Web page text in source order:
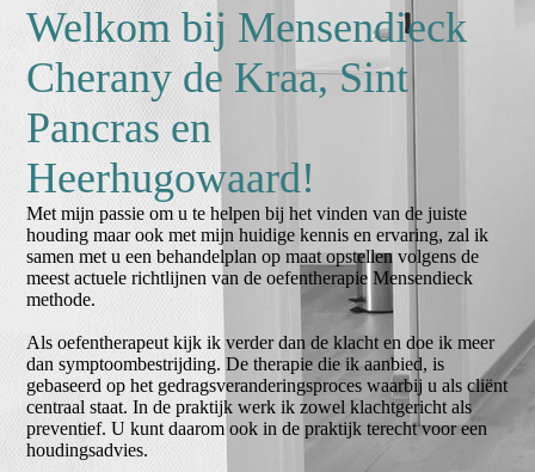
Welkom bij Mensendieck
Cherany de Kraa, Sint
Pancras en
Heerhugowaard!
Met mijn passie om u te helpen bij het vinden van de juiste
houding maar ook met mijn huidige kennis en ervaring, zal ik
samen met u een behandelplan op maat opstellen volgens de
meest actuele richtlijnen van de oefentherapie Mensendieck
methode.
Als oefentherapeut kijk ik verder dan de klacht en doe ik meer
dan symptoombestrijding. De therapie die ik aanbied, is
gebaseerd op het gedragsveranderingsproces waarbij u als cliënt
centraal staat. In de praktijk werk ik zowel klachtgericht als
preventief. U kunt daarom ook in de praktijk terecht voor een
houdingsadvies.